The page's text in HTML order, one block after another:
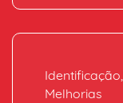
Melhorias